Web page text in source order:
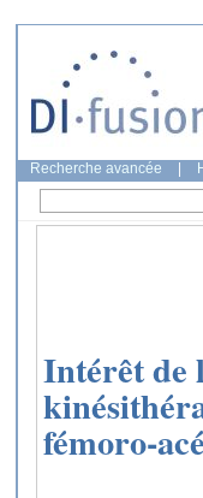
Recherche avancée
Intérêt de
fémoro-